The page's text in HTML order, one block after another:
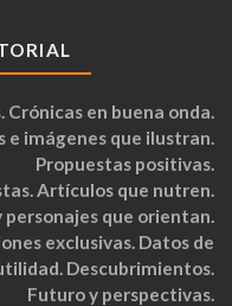
en buena onda.
e imágenes que ilustran.
Propuestas positivas.
Artículos que nutren.
personajes que orientan.
exclusivas. Datos de
Descubrimientos.
Futuro y perspectivas.